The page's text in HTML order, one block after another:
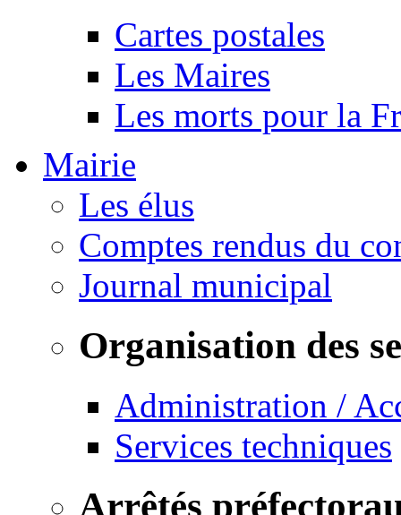
Cartes postales
Les Maires
Les morts pour la
Mairie
Les élus
Comptes rendus du
Journal municipal
Organisation des
Administration /
Services techniques
Arrêtés